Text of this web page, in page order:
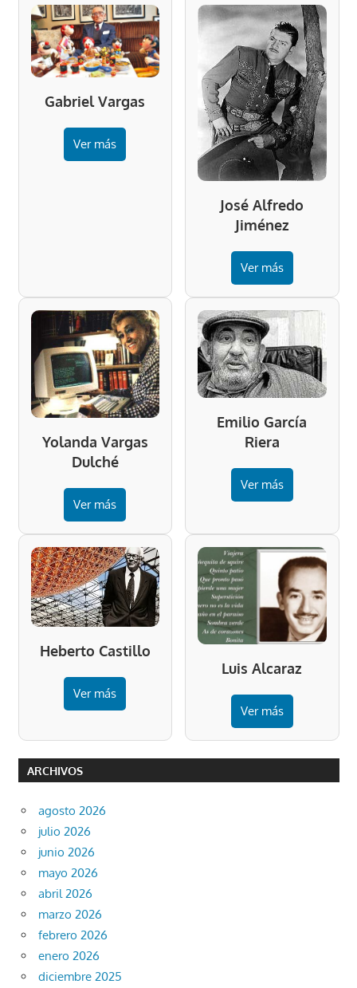
Gabriel Vargas
Ver más
José Alfredo
Jiménez
Ver más
Yolanda Vargas
Dulché
Ver más
Emilio García
Riera
Ver más
Heberto Castillo
Ver más
Luis Alcaraz
Ver más
ARCHIVOS
agosto 2026
julio 2026
junio 2026
mayo 2026
abril 2026
marzo 2026
febrero 2026
enero 2026
diciembre 2025